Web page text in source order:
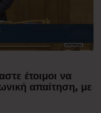
έτοιμοι να
απαίτηση, με